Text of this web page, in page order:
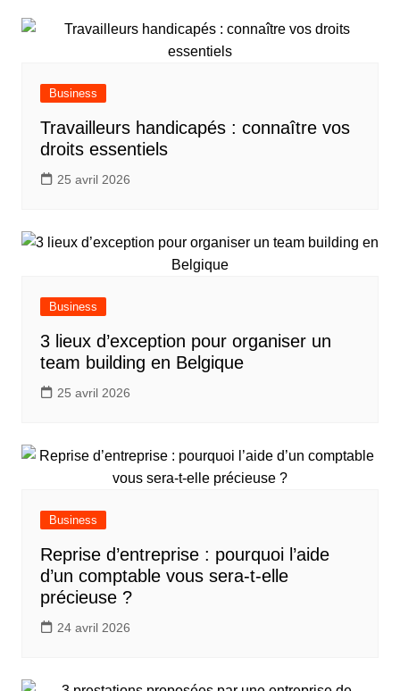
Business
Travailleurs handicapés : connaître vos
droits essentiels
25 avril 2026
Business
3 lieux d’exception pour organiser un
team building en Belgique
25 avril 2026
Business
Reprise d’entreprise : pourquoi l’aide
d’un comptable vous sera-t-elle
précieuse ?
24 avril 2026